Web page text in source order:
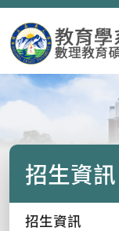
招生資訊
招生資訊